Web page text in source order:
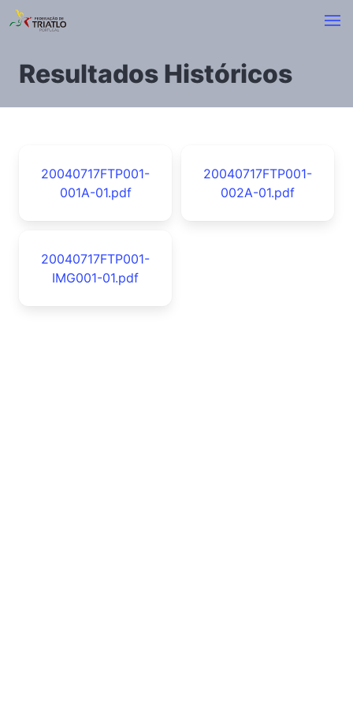
Resultados Históricos
20040717FTP001-
001A-01.pdf
20040717FTP001-
002A-01.pdf
20040717FTP001-
IMG001-01.pdf